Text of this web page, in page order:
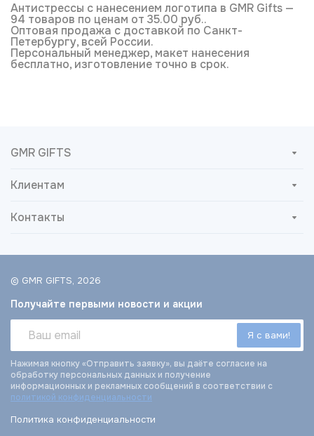
Антистрессы с нанесением логотипа в GMR Gifts —
94 товаров по ценам от 35.00 руб..
Оптовая продажа с доставкой по Санкт-
Петербургу, всей России.
Персональный менеджер, макет нанесения
бесплатно, изготовление точно в срок.
GMR GIFTS
Клиентам
Контакты
© GMR GIFTS, 2026
Получайте первыми новости и акции
Нажимая кнопку «Отправить заявку», вы даёте согласие на
обработку персональных данных и получение
информационных и рекламных сообщений в соответствии с
политикой конфиденциальности
Политика конфиденциальности